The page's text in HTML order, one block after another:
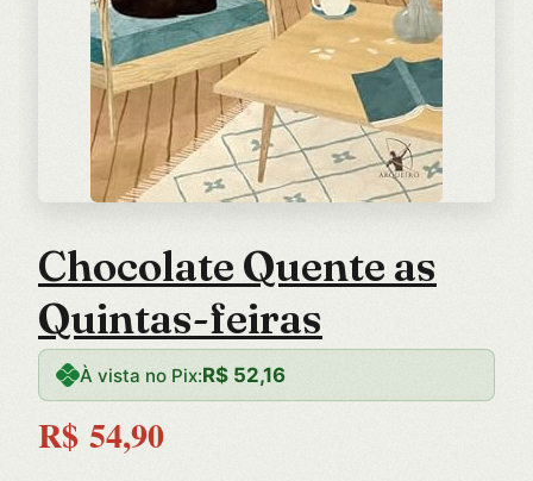
Chocolate Quente as
Quintas-feiras
À vista no Pix:R$ 52,16
R$ 54,90